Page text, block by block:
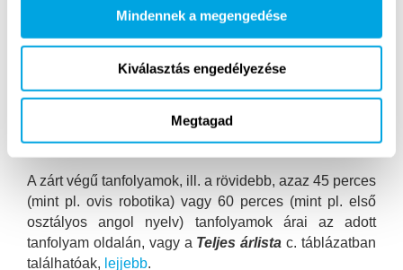
Mindennek a megengedése
Kiválasztás engedélyezése
Megtagad
kedvezményt vehetnek igénybe, 4 új tanuló
csatlakozása esetén pedig csoportkedvezményt is
lehet kapni. Bővebben a kedvezményekről lejjebb
Speciális helyszíni tanfolyamok
A zárt végű tanfolyamok, ill. a rövidebb, azaz 45 perces
(mint pl. ovis robotika) vagy 60 perces (mint pl. első
osztályos angol nyelv) tanfolyamok árai az adott
tanfolyam oldalán, vagy a Teljes árlista c. táblázatban
találhatóak, lejjebb.